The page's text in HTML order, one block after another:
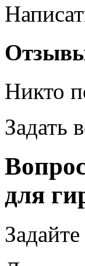
Никто
Задать
для